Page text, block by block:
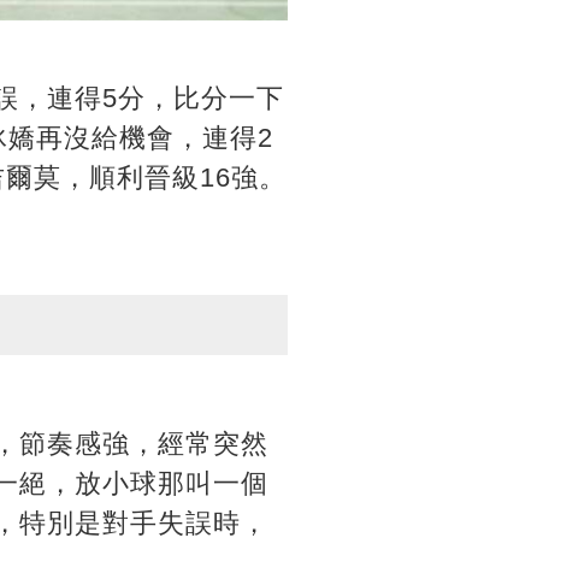
，連得5分，比分一下
再沒給機會，連得2
莫，順利晉級16強。
節奏感強，經常突然
絕，放小球那叫一個
別是對手失誤時，